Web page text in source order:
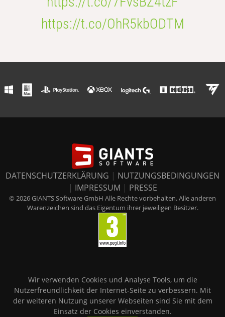
https://t.co/OhR5kbODTM
DATENSCHUTZERKLÄRUNG | NUTZUNGSBEDINGUNGEN
| IMPRESSUM | PRESSE
© 2026 GIANTS Software GmbH Alle Rechte vorbehalten. Alle anderen
Warenzeichen sind das Eigentum ihrer jeweiligen Besitzer.
Wir verwenden Cookies und Analyse Tools, um die
Nutzerfreundlichkeit der Internet-Seite zu verbessern. Mit
der weiteren Nutzung unserer Webseiten sind Sie mit dem
Einsatz der Cookies einverstanden.